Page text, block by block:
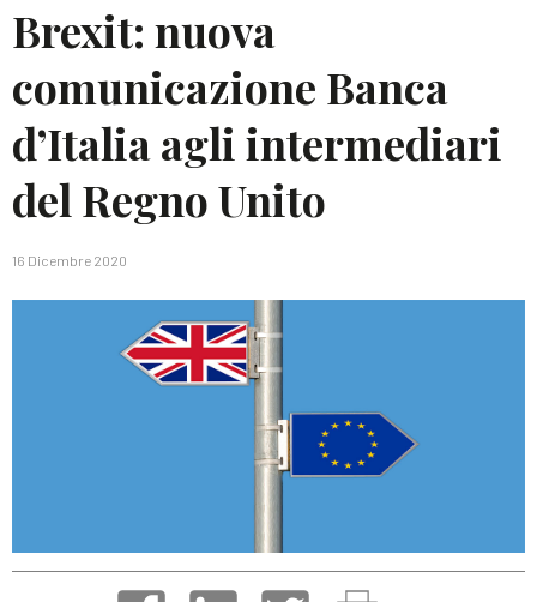
Brexit: nuova
comunicazione Banca
d’Italia agli intermediari
del Regno Unito
16 Dicembre 2020